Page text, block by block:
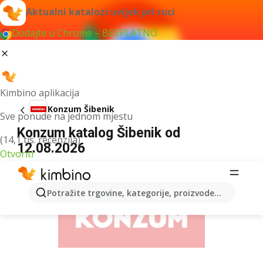
Aktualni katalozi uvijek pri ruci
Dodajte u Chrome – BESPLATNO
Kimbino aplikacija
Sve ponude na jednom mjestu
(14,1 tis. recenzija)
Otvoriti
Potražite trgovine, kategorije, proizvode...
Konzum Šibenik
Konzum katalog Šibenik od
12.08.2026